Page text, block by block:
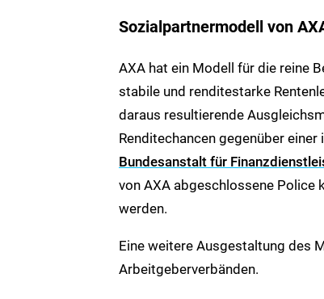
Sozialpartnermodell von
AXA hat ein Modell für die reine
stabile und renditestarke
daraus resultierende
Renditechancen gegenüber
Bundesanstalt für
von AXA abgeschlossene Police
werden.
Eine weitere Ausgestaltung des
Arbeitgeberverbänden.